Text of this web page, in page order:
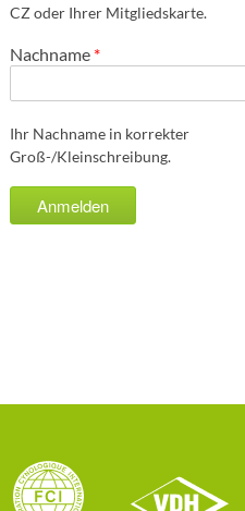
CZ oder Ihrer Mitgliedskarte.
Nachname *
Ihr Nachname in korrekter
Groß-/Kleinschreibung.